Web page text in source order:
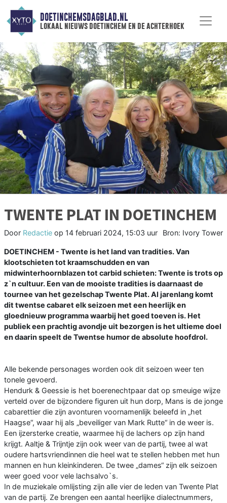
DOETINCHEMSDAGBLAD.NL
lokaal nieuws doetinchem en de achterhoek
TWENTE PLAT IN DOETINCHEM
Door Redactie op 14 februari 2024, 15:03 uur Bron: Ivory Tower
DOETINCHEM - Twente is het land van tradities. Van
klootschieten tot kraamschudden en van
midwinterhoornblazen tot carbid schieten: Twente is trots op
z`n cultuur. Een van de mooiste tradities is daarnaast de
tournee van het gezelschap Twente Plat. Al jarenlang komt
dit twentse cabaret elk seizoen met een heerlijk en
gloednieuw programma waarbij het goed toeven is. Het
publiek een prachtig avondje uit bezorgen is het ultieme doel
en daarin speelt de Twentse humor de absolute hoofdrol.
Alle bekende personages worden ook dit seizoen weer ten
tonele gevoerd.
Hendurk & Geessie is het boerenechtpaar dat op smeuige wijze
verteld over de bijzondere figuren uit hun dorp, Mans is de jonge
cabarettier die zijn avonturen voornamenlijk beleefd in „het
Haagse“, waar hij als „beveiliger van Mark Rutte“ in de weer is.
Een ijzersterke creatie, waarmee hij de lachers op zijn hand
krijgt. Aaltje & Trijntje zijn ook weer van de partij, twee al wat
oudere hartsvriendinnen die heel wat te stellen hebben met hun
mannen en hun kleinkinderen. De twee „dames“ zijn elk seizoen
weer goed voor vele lachsalvo`s.
In de muziekale omlijsting zijn alle vier de leden van Twente Plat
van de partij. Ze brengen een aantal heerlijke dialectnummers,